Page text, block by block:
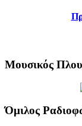
Μουσικός
Όμιλος